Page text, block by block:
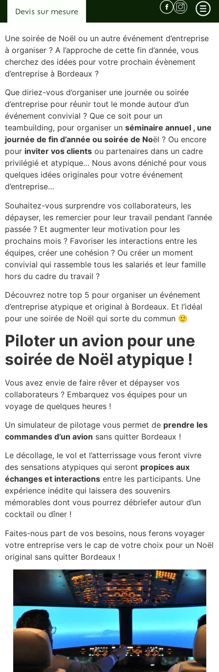
Devis sur mesure
Qui sommes nous ? L’agence derrière les voyages surprises…
Pourquoi choisir Horizons Secrets ?
Témoignages
Conditions Générales de Vente
Afrique
Ouganda
Zambie
Zanzibar
Zimbabwe
Amérique
Asie
îles
Dominique
Guadeloupe
Sainte-Lucie
Vos envies
Trains de légende
Safari & faune sauvage
Voyage surprise
En tête-à-tête
Carte cadeau voyage
Séjour surprise
Week-end en Europe
Week-end en France
Une soirée de Noël ou un autre événement d’entreprise
à organiser ? A l’approche de cette fin d’année, vous
cherchez des idées pour votre prochain évènement
d’entreprise à Bordeaux ?
Que diriez-vous d’organiser une journée ou soirée
d’entreprise pour réunir tout le monde autour d’un
événement convivial ? Que ce soit pour un
teambuilding, pour organiser un séminaire annuel , une
journée de fin d’année ou soirée de Noël ? Ou encore
pour inviter vos clients ou partenaires dans un cadre
privilégié et atypique… Nous avons déniché pour vous
quelques idées originales pour votre événement
d’entreprise…
Souhaitez-vous surprendre vos collaborateurs, les
dépayser, les remercier pour leur travail pendant l’année
passée ? Et augmenter leur motivation pour les
prochains mois ? Favoriser les interactions entre les
équipes, créer une cohésion ? Ou créer un moment
convivial qui rassemble tous les salariés et leur famille
hors du cadre du travail ?
Découvrez notre top 5 pour organiser un événement
d’entreprise atypique et original à Bordeaux. Et l’idéal
pour une soirée de Noël qui sorte du commun 🙂
Piloter un avion pour une
soirée de Noël atypique !
Vous avez envie de faire rêver et dépayser vos
collaborateurs ? Embarquez vos équipes pour un
voyage de quelques heures !
Un simulateur de pilotage vous permet de prendre les
commandes d’un avion sans quitter Bordeaux !
Le décollage, le vol et l’atterrissage vous feront vivre
des sensations atypiques qui seront propices aux
échanges et interactions entre les participants. Une
expérience inédite qui laissera des souvenirs
mémorables dont vous pourrez débriefer autour d’un
cocktail ou dîner !
Faites-nous part de vos besoins, nous ferons voyager
votre entreprise vers le cap de votre choix pour un Noël
original sans quitter Bordeaux !